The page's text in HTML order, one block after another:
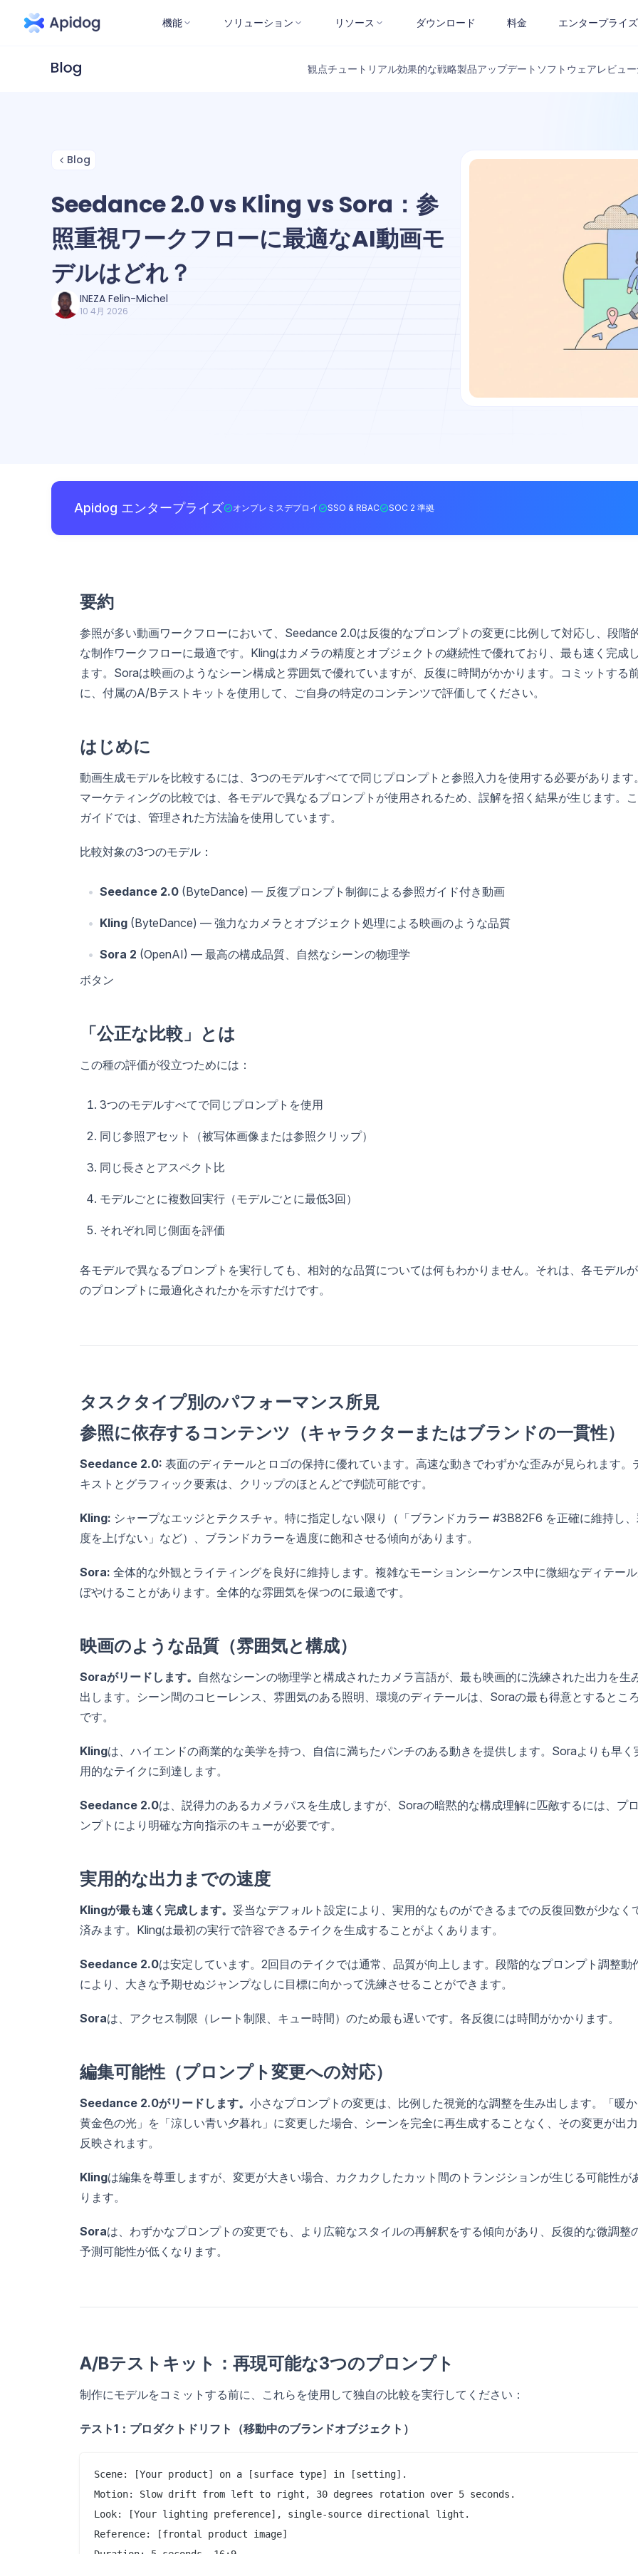
機能 ソリューション リソース ダウンロード 料金 エンタープライズ
観点チュートリアル効果的な戦略製品アップデート ソフトウェアレビュー
Blog
Seedance 2.0 vs Kling vs Sora：参
照重視ワークフローに最適なAI動画モ
デルはどれ？
INEZA Felin-Michel
10 4月 2026
Apidog エンタープライズ オンプレミスデプロイ SSO & RBAC SOC 2 準拠
要約
参照が多い動画ワークフローにおいて、Seedance 2.0は反復的なプロンプトの変更に比例して対応し、段階
な制作ワークフローに最適です。Klingはカメラの精度とオブジェクトの継続性で優れており、最も速く完成
ます。Soraは映画のようなシーン構成と雰囲気で優れていますが、反復に時間がかかります。コミットする
に、付属のA/Bテストキットを使用して、ご自身の特定のコンテンツで評価してください。
はじめに
動画生成モデルを比較するには、3つのモデルすべてで同じプロンプトと参照入力を使用する必要があります
マーケティングの比較では、各モデルで異なるプロンプトが使用されるため、誤解を招く結果が生じます。
ガイドでは、管理された方法論を使用しています。
比較対象の3つのモデル：
Seedance 2.0 (ByteDance) — 反復プロンプト制御による参照ガイド付き動画
Kling (ByteDance) — 強力なカメラとオブジェクト処理による映画のような品質
Sora 2 (OpenAI) — 最高の構成品質、自然なシーンの物理学
ボタン
「公正な比較」とは
この種の評価が役立つためには：
3つのモデルすべてで同じプロンプトを使用
同じ参照アセット（被写体画像または参照クリップ）
同じ長さとアスペクト比
モデルごとに複数回実行（モデルごとに最低3回）
それぞれ同じ側面を評価
各モデルで異なるプロンプトを実行しても、相対的な品質については何もわかりません。それは、各モデル
のプロンプトに最適化されたかを示すだけです。
タスクタイプ別のパフォーマンス所見
参照に依存するコンテンツ（キャラクターまたはブランドの一貫性）
Seedance 2.0: 表面のディテールとロゴの保持に優れています。高速な動きでわずかな歪みが見られます。
キストとグラフィック要素は、クリップのほとんどで判読可能です。
Kling: シャープなエッジとテクスチャ。特に指定しない限り（「ブランドカラー #3B82F6 を正確に維持し
度を上げない」など）、ブランドカラーを過度に飽和させる傾向があります。
Sora: 全体的な外観とライティングを良好に維持します。複雑なモーションシーケンス中に微細なディテー
ぼやけることがあります。全体的な雰囲気を保つのに最適です。
映画のような品質（雰囲気と構成）
Soraがリードします。 自然なシーンの物理学と構成されたカメラ言語が、最も映画的に洗練された出力を生
出します。シーン間のコヒーレンス、雰囲気のある照明、環境のディテールは、Soraの最も得意とするとこ
です。
Klingは、ハイエンドの商業的な美学を持つ、自信に満ちたパンチのある動きを提供します。Soraよりも早く
用的なテイクに到達します。
Seedance 2.0は、説得力のあるカメラパスを生成しますが、Soraの暗黙的な構成理解に匹敵するには、プ
ンプトにより明確な方向指示のキューが必要です。
実用的な出力までの速度
Klingが最も速く完成します。 妥当なデフォルト設定により、実用的なものができるまでの反復回数が少なく
済みます。Klingは最初の実行で許容できるテイクを生成することがよくあります。
Seedance 2.0は安定しています。2回目のテイクでは通常、品質が向上します。段階的なプロンプト調整動
により、大きな予期せぬジャンプなしに目標に向かって洗練させることができます。
Soraは、アクセス制限（レート制限、キュー時間）のため最も遅いです。各反復には時間がかかります。
編集可能性（プロンプト変更への対応）
Seedance 2.0がリードします。 小さなプロンプトの変更は、比例した視覚的な調整を生み出します。「暖
黄金色の光」を「涼しい青い夕暮れ」に変更した場合、シーンを完全に再生成することなく、その変更が出
反映されます。
Klingは編集を尊重しますが、変更が大きい場合、カクカクしたカット間のトランジションが生じる可能性が
ります。
Soraは、わずかなプロンプトの変更でも、より広範なスタイルの再解釈をする傾向があり、反復的な微調整
予測可能性が低くなります。
A/Bテストキット：再現可能な3つのプロンプト
制作にモデルをコミットする前に、これらを使用して独自の比較を実行してください：
テスト1：プロダクトドリフト（移動中のブランドオブジェクト）
Scene: [Your product] on a [surface type] in [setting].
Motion: Slow drift from left to right, 30 degrees rotation over 5 seconds.
Look: [Your lighting preference], single-source directional light.
Reference: [frontal product image]